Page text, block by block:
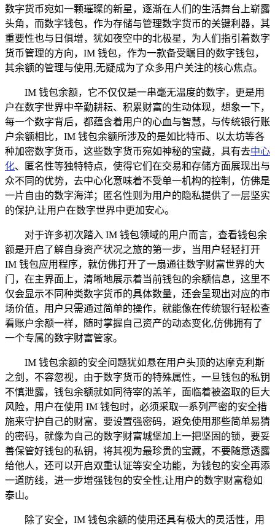
数字货币宛如一颗璀璨的新星，逐渐在人们的生活舞台上崭露
头角，而数字钱包，作为存储与管理数字货币的关键利器，其
重要性也与日俱增，犹如夜空中的北极星，为人们指引着数字
货币管理的方向，IM 钱包，作为一款备受瞩目的数字钱包，
其余额的管理与使用,无疑成为了众多用户关注的核心焦点。
IM 钱包余额，它不仅仅是一串毫无温度的数字，更是用
户在数字世界中辛勤耕耘、积累财富的生动体现，想象一下，
每一个数字背后，都蕴含着用户的心血与智慧，与传统银行账
户余额相比，IM 钱包余额所涉及的是如比特币、以太坊等各
种加密数字货币，这些数字货币宛如神秘的宝藏，具有去中心
化、匿名性等独特特点，使得它们在交易和存储方面展现出与
众不同的优势，去中心化意味着不受单一机构的控制，仿佛是
一片自由的数字海洋；匿名性则为用户的隐私提供了一层坚实
的保护,让用户在数字世界中更加安心。
对于许多初次踏入 IM 钱包领域的用户而言，查看钱包余
额是开启了解自身资产状况之旅的第一步，当用户轻轻打开
IM 钱包应用程序，就仿佛打开了一扇通往数字财富世界的大
门，在主界面上，清晰地展示着当前钱包的余额信息，这里不
仅会显示不同种类数字货币的具体数量，还会呈现出对应的市
场价值，用户只需通过简单的操作，就能像在传统银行轻松查
看账户余额一样，随时掌握自己资产的动态变化,仿佛拥有了
一个专属的数字财富管家。
IM 钱包余额的安全问题犹如悬在用户头顶的达摩克利斯
之剑，不容忽视，由于数字货币的特殊属性，一旦钱包的私钥
不慎泄露，钱包余额就如同待宰的羔羊，面临着被盗取的巨大
风险，用户在使用 IM 钱包时，必须采取一系列严密的安全措
施来守护自己的财富，要设置强密码，避免使用那些简单易猜
的密码，就像为自己的数字财富城堡加上一把坚固的锁，要妥
善保管好钱包的私钥，将其视为最珍贵的宝藏，不要随意透露
给他人，还可以开启双重认证等安全功能，为钱包的安全再添
一道防线，进一步增强钱包的安全性,让用户的数字财富稳如
泰山。
除了安全，IM 钱包余额的使用还具有极大的灵活性，用